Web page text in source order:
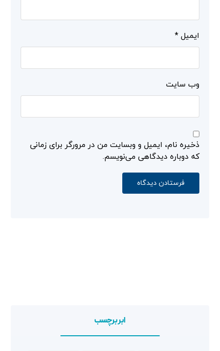
ایمیل*
وب‌ سایت
ذخیره نام، ایمیل و وبسایت من در مرورگر برای زمانی
که دوباره دیدگاهی می‌نویسم.
ابر برچسب